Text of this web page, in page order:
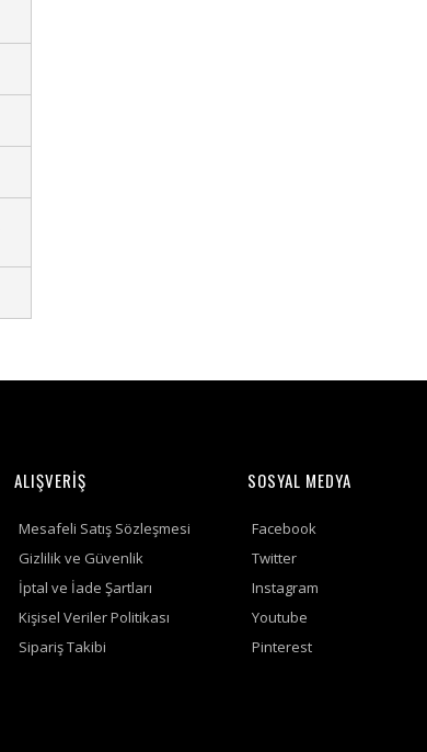
ALIŞVERİŞ
Mesafeli Satış Sözleşmesi
Gizlilik ve Güvenlik
İptal ve İade Şartları
Kişisel Veriler Politikası
Sipariş Takibi
SOSYAL MEDYA
Facebook
Twitter
Instagram
Youtube
Pinterest